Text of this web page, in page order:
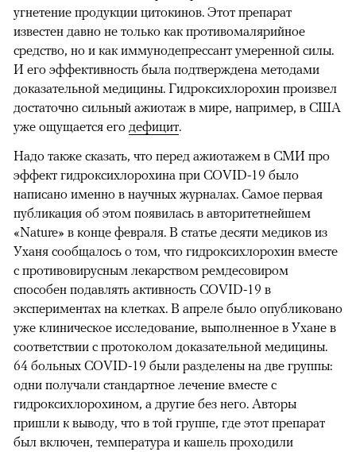
угнетение продукции цитокинов. Этот препарат
известен давно не только как противомалярийное
средство, но и как иммунодепрессант умеренной силы.
И его эффективность была подтверждена методами
доказательной медицины. Гидроксихлорохин произвел
достаточно сильный ажиотаж в мире, например, в США
уже ощущается его дефицит.
Надо также сказать, что перед ажиотажем в СМИ про
эффект гидроксихлорохина при COVID-19 было
написано именно в научных журналах. Самое первая
публикация об этом появилась в авторитетнейшем
«Nature» в конце февраля. В статье десяти медиков из
Уханя сообщалось о том, что гидроксихлорохин вместе
с противовирусным лекарством ремдесовиром
способен подавлять активность COVID-19 в
экспериментах на клетках. В апреле было опубликовано
уже клиническое исследование, выполненное в Ухане в
соответствии с протоколом доказательной медицины.
64 больных COVID-19 были разделены на две группы:
одни получали стандартное лечение вместе с
гидроксихлорохином, а другие без него. Авторы
пришли к выводу, что в той группе, где этот препарат
был включен, температура и кашель проходили